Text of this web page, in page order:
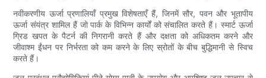
नवीकरणीय ऊर्जा प्रणालियाँ प्रमुख विशेषताएँ हैं, जिनमें सौर, पवन और भूतापीय
ऊर्जा संयंत्र शामिल हैं जो पार्क के विभिन्न कार्यों को संचालित करते हैं। स्मार्ट ऊर्जा
ग्रिड खपत के पैटर्न की निगरानी करते हैं और दक्षता को अधिकतम करने और
जीवाश्म ईंधन पर निर्भरता को कम करने के लिए स्रोतों के बीच बुद्धिमानी से स्विच
करते हैं।